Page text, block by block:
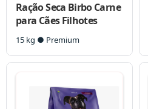
Ração Seca Birbo Carne
para Cães Filhotes
15 kg ● Premium